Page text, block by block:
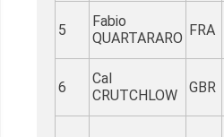
5
Fabio
QUARTARARO FRA
6
Cal
CRUTCHLOW
GBR